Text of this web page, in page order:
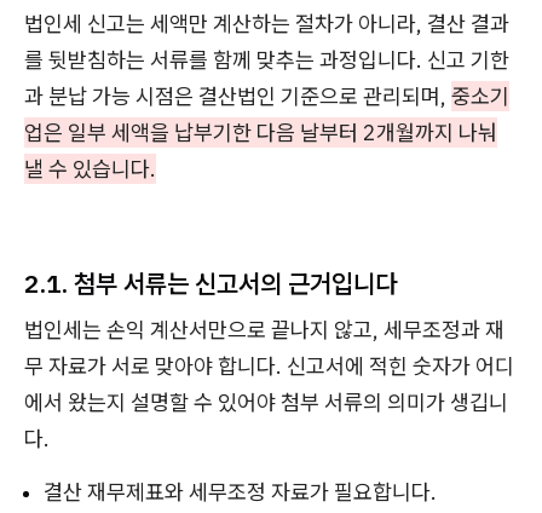
법인세 신고는 세액만 계산하는 절차가 아니라, 결산 결과
를 뒷받침하는 서류를 함께 맞추는 과정입니다. 신고 기한
과 분납 가능 시점은 결산법인 기준으로 관리되며, 중소기
업은 일부 세액을 납부기한 다음 날부터 2개월까지 나눠
낼 수 있습니다.
2.1. 첨부 서류는 신고서의 근거입니다
법인세는 손익 계산서만으로 끝나지 않고, 세무조정과 재
무 자료가 서로 맞아야 합니다. 신고서에 적힌 숫자가 어디
에서 왔는지 설명할 수 있어야 첨부 서류의 의미가 생깁니
다.
결산 재무제표와 세무조정 자료가 필요합니다.